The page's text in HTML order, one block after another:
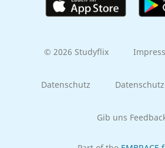
© 2026 Studyflix
Datenschutz
Gib uns